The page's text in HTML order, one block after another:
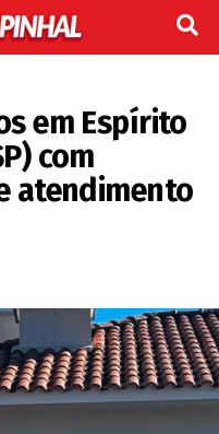
em Espírito
com
atendimento